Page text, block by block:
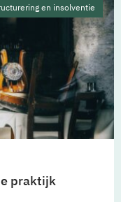
en insolventie
praktijk